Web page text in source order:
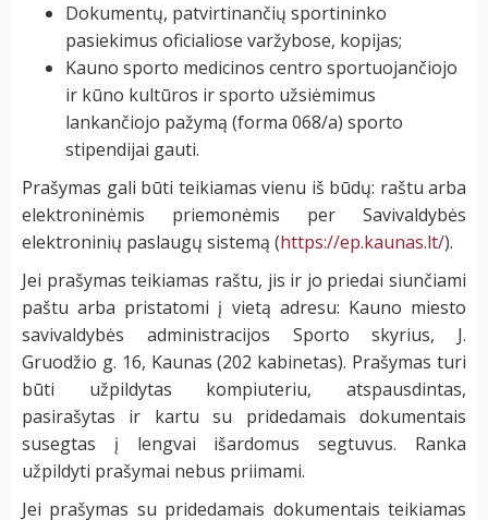
Dokumentų, patvirtinančių sportininko
pasiekimus oficialiose varžybose, kopijas;
Kauno sporto medicinos centro sportuojančiojo
ir kūno kultūros ir sporto užsiėmimus
lankančiojo pažymą (forma 068/a) sporto
stipendijai gauti.
Prašymas gali būti teikiamas vienu iš būdų: raštu arba
elektroninėmis priemonėmis per Savivaldybės
elektroninių paslaugų sistemą (https://ep.kaunas.lt/).
Jei prašymas teikiamas raštu, jis ir jo priedai siunčiami
paštu arba pristatomi į vietą adresu: Kauno miesto
savivaldybės administracijos Sporto skyrius, J.
Gruodžio g. 16, Kaunas (202 kabinetas). Prašymas turi
būti užpildytas kompiuteriu, atspausdintas,
pasirašytas ir kartu su pridedamais dokumentais
susegtas į lengvai išardomus segtuvus. Ranka
užpildyti prašymai nebus priimami.
Jei prašymas su pridedamais dokumentais teikiamas